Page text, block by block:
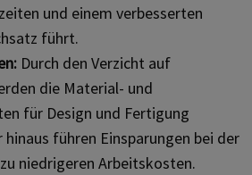
und einem verbesserten
führt.
Durch den Verzicht auf
die Material- und
für Design und Fertigung
hinaus führen Einsparungen bei der
niedrigeren Arbeitskosten.